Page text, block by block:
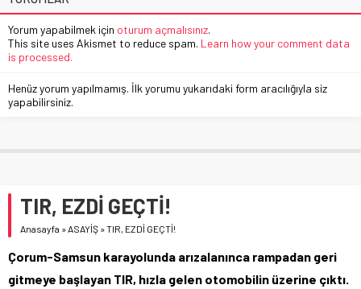
Yorum yapabilmek için oturum açmalısınız.
This site uses Akismet to reduce spam. Learn how your comment data
is processed.
Henüz yorum yapılmamış. İlk yorumu yukarıdaki form aracılığıyla siz
yapabilirsiniz.
TIR, EZDİ GEÇTİ!
Anasayfa » ASAYİŞ »TIR, EZDİ GEÇTİ!
Çorum-Samsun karayolunda arızalanınca rampadan geri
gitmeye başlayan TIR, hızla gelen otomobilin üzerine çıktı.